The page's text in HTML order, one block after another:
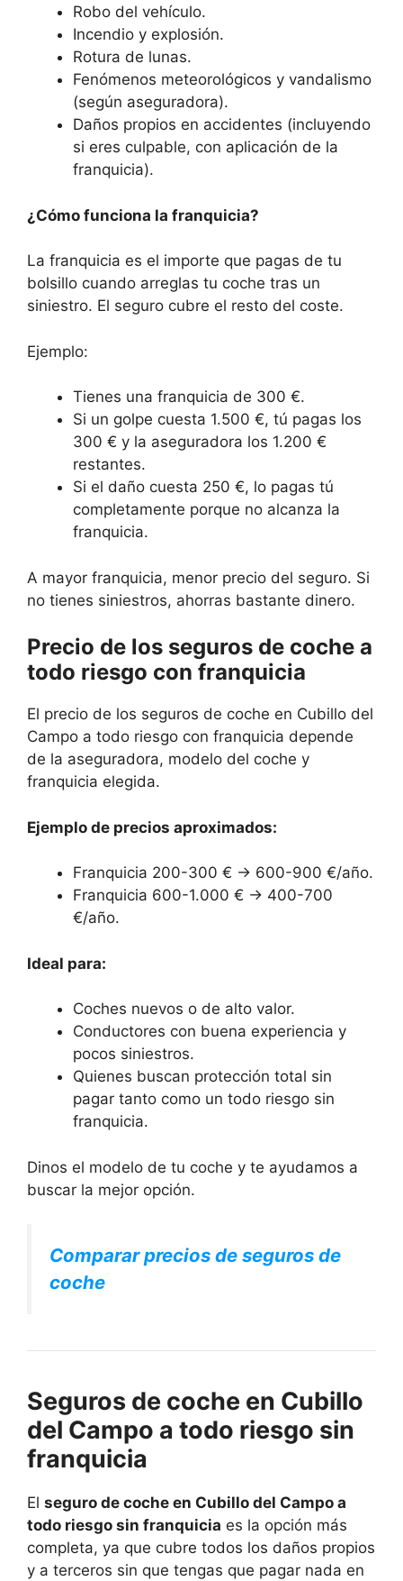
Robo del vehículo.
Incendio y explosión.
Rotura de lunas.
Fenómenos meteorológicos y vandalismo
(según aseguradora).
Daños propios en accidentes (incluyendo
si eres culpable, con aplicación de la
franquicia).
¿Cómo funciona la franquicia?
La franquicia es el importe que pagas de tu
bolsillo cuando arreglas tu coche tras un
siniestro. El seguro cubre el resto del coste.
Ejemplo:
Tienes una franquicia de 300 €.
Si un golpe cuesta 1.500 €, tú pagas los
300 € y la aseguradora los 1.200 €
restantes.
Si el daño cuesta 250 €, lo pagas tú
completamente porque no alcanza la
franquicia.
A mayor franquicia, menor precio del seguro. Si
no tienes siniestros, ahorras bastante dinero.
Precio de los seguros de coche a
todo riesgo con franquicia
El precio de los seguros de coche en Cubillo del
Campo a todo riesgo con franquicia depende
de la aseguradora, modelo del coche y
franquicia elegida.
Ejemplo de precios aproximados:
Franquicia 200-300 € → 600-900 €/año.
Franquicia 600-1.000 € → 400-700
€/año.
Ideal para:
Coches nuevos o de alto valor.
Conductores con buena experiencia y
pocos siniestros.
Quienes buscan protección total sin
pagar tanto como un todo riesgo sin
franquicia.
Dinos el modelo de tu coche y te ayudamos a
buscar la mejor opción.
Comparar precios de seguros de
coche
Seguros de coche en Cubillo
del Campo a todo riesgo sin
franquicia
El seguro de coche en Cubillo del Campo a
todo riesgo sin franquicia es la opción más
completa, ya que cubre todos los daños propios
y a terceros sin que tengas que pagar nada en